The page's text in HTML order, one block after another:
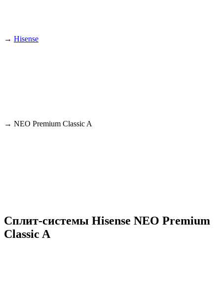
→ Hisense
→ NEO Premium Classic A
Сплит-системы Hisense NEO Premium
Classic A